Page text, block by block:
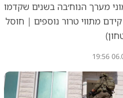
מערך הנוח׳בה בשנים שקדמו
מתווי טרור נוספים | חוסל